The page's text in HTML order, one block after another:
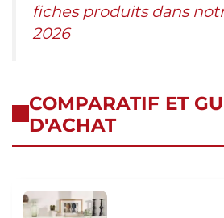
fiches produits dans
2026
COMPARATIF ET
D'ACHAT